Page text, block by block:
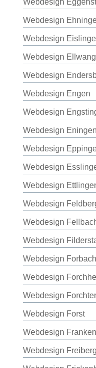
Webdesign
Webdesign
Webdesign
Webdesign
Webdesign
Webdesign Engen
Webdesign
Webdesign Eningen
Webdesign
Webdesign
Webdesign
Webdesign
Webdesign
Webdesign
Webdesign Forbach
Webdesign
Webdesign
Webdesign Forst
Webdesign
Webdesign